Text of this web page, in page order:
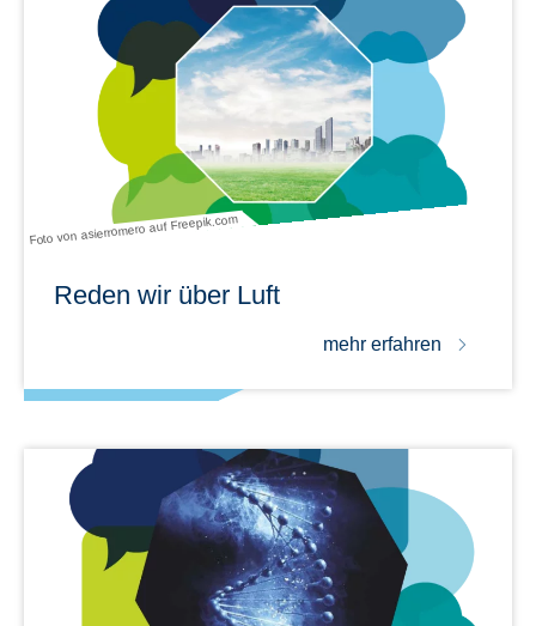
Foto von asierromero auf Freepik.com
Reden wir über Luft
mehr erfahren